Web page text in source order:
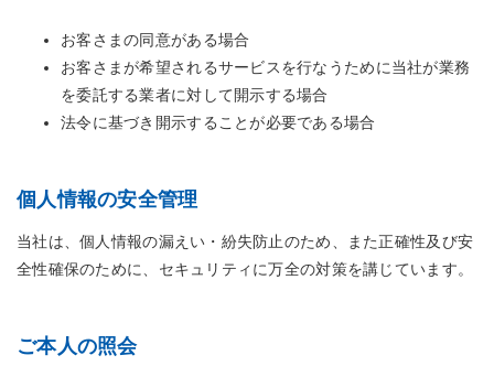
お客さまの同意がある場合
お客さまが希望されるサービスを行なうために当社が業務
を委託する業者に対して開示する場合
法令に基づき開示することが必要である場合
個人情報の安全管理
当社は、個人情報の漏えい・紛失防止のため、また正確性及び安
全性確保のために、セキュリティに万全の対策を講じています。
ご本人の照会